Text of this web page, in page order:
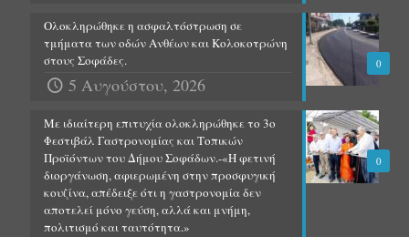
0
Ολοκληρώθηκε η ασφαλτόστρωση σε
τμήματα των οδών Ανθέων και Κολοκοτρώνη
στους Σοφάδες.
5 Αυγούστου, 2026
0
Με ιδιαίτερη επιτυχία ολοκληρώθηκε το 3ο
Φεστιβάλ Γαστρονομίας και Τοπικών
Προϊόντων του Δήμου Σοφάδων.-«Η φετινή
διοργάνωση, αφιερωμένη στην προσφυγική
κουζίνα, απέδειξε ότι η γαστρονομία δεν
αποτελεί μόνο γεύση, αλλά και μνήμη,
πολιτισμό και ταυτότητα.»